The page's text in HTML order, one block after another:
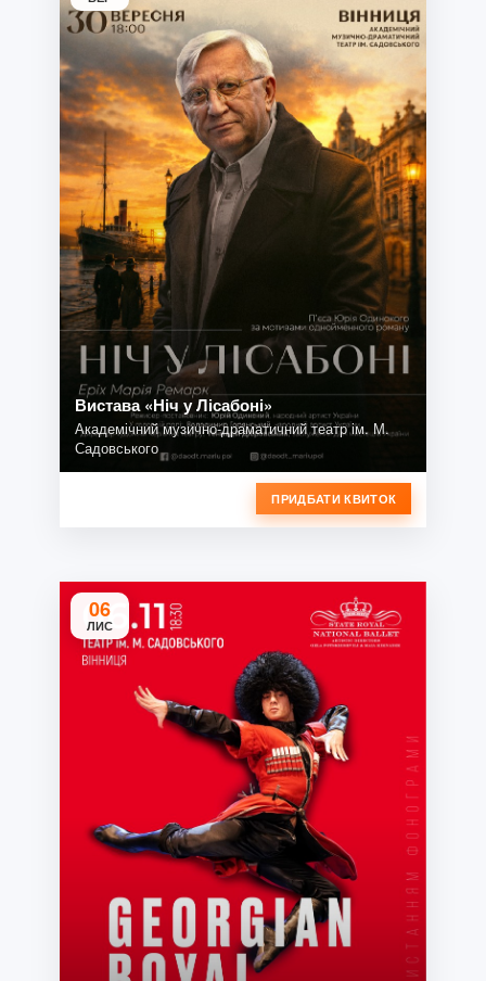
Вистава «Ніч у Лісабоні»
Академічний музично-драматичний театр ім. М.
Садовського
ПРИДБАТИ КВИТОК
06
ЛИС